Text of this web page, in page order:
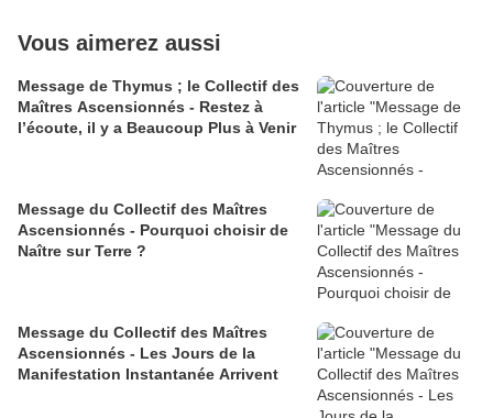
Vous aimerez aussi
Message de Thymus ; le Collectif des
Maîtres Ascensionnés - Restez à
l’écoute, il y a Beaucoup Plus à Venir
Message du Collectif des Maîtres
Ascensionnés - Pourquoi choisir de
Naître sur Terre ?
Message du Collectif des Maîtres
Ascensionnés - Les Jours de la
Manifestation Instantanée Arrivent